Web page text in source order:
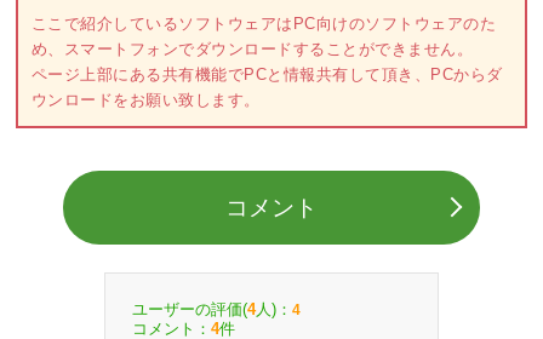
ここで紹介しているソフトウェアはPC向けのソフトウェアのた
め、スマートフォンでダウンロードすることができません。
ページ上部にある共有機能でPCと情報共有して頂き、PCからダ
ウンロードをお願い致します。
コメント
ユーザーの評価(4人)： 4
コメント： 4件